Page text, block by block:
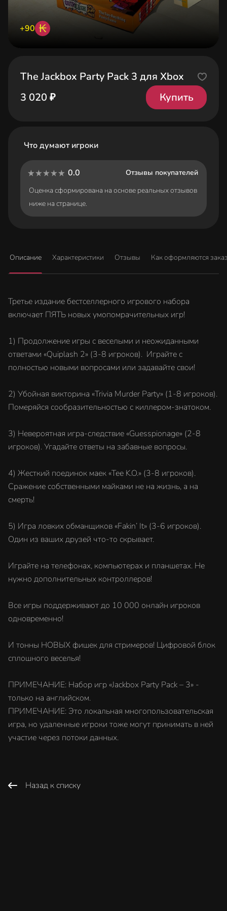
+90 ₭
The Jackbox Party Pack 3 для Xbox
3 020 ₽
Купить
Что думают игроки
0.0
Отзывы покупателей
Оценка сформирована на основе реальных отзывов
ниже на странице.
Описание Характеристики Отзывы Как оформляются
Третье издание бестселлерного игрового набора
включает ПЯТЬ новых умопомрачительных игр!
1) Продолжение игры с веселыми и неожиданными
ответами «Quiplash 2» (3-8 игроков). Играйте с
полностью новыми вопросами или задавайте свои!
2) Убойная викторина «Trivia Murder Party» (1-8 игроков).
Померяйся сообразительностью с киллером-знатоком.
3) Невероятная игра-следствие «Guesspionage» (2-8
игроков). Угадайте ответы на забавные вопросы.
4) Жесткий поединок маек «Tee K.O.» (3-8 игроков).
Сражение собственными майками не на жизнь, а на
смерть!
5) Игра ловких обманщиков «Fakin’ It» (3-6 игроков).
Один из ваших друзей что-то скрывает.
Играйте на телефонах, компьютерах и планшетах. Не
нужно дополнительных контроллеров!
Все игры поддерживают до 10 000 онлайн игроков
одновременно!
И тонны НОВЫХ фишек для стримеров! Цифровой блок
сплошного веселья!
ПРИМЕЧАНИЕ: Набор игр «Jackbox Party Pack – 3» -
только на английском.
ПРИМЕЧАНИЕ: Это локальная многопользовательская
игра, но удаленные игроки тоже могут принимать в ней
участие через потоки данных.
Назад к списку